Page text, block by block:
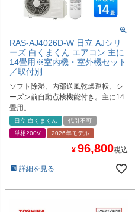
RAS-AJ4026D-W 日立 AJシリ
ーズ 白くまくん エアコン 主に
14畳用※室内機・室外機セット
／取付別
ソフト除湿、内部送風乾燥運転、シ
ーズン前自動点検機能付き。主に14
畳用。
日立 白くまくん
代引不可
単相200V
2026年モデル
¥ 96,800税込
詳細を見る